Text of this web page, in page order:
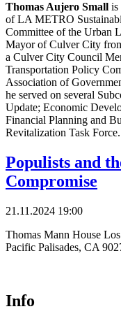
Thomas Aujero Small is
of LA METRO
Committee of the Urban
Mayor of Culver City
a Culver City Council
Transportation Policy
Association of
he served on several
Update; Economic
Financial Planning and
Revitalization Task Force.
Populists and
Compromise
21.11.2024 19:00
Thomas Mann House
Pacific Palisades, CA
Info